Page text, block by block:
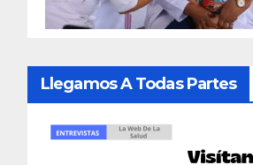
Llegamos A Todas Partes